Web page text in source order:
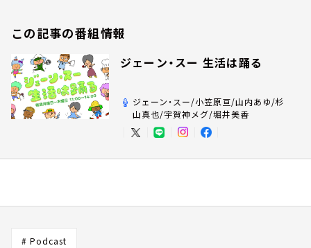
この記事の番組情報
ジェーン・スー 生活は踊る
ジェーン・スー/小笠原亘/山内あゆ/杉
山真也/宇賀神メグ/堀井美香
# Podcast